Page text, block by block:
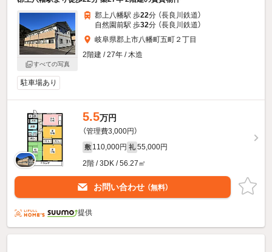
すべての写真
郡上八幡駅 歩22分 （長良川鉄道）
自然園前駅 歩32分 （長良川鉄道）
岐阜県郡上市八幡町五町２丁目
2階建 / 27年 / 木造
駐車場あり
5.5万円
（管理費3,000円）
敷 110,000円 礼 55,000円
2階 / 3DK / 56.27㎡
お問い合わせ （無料）
提供